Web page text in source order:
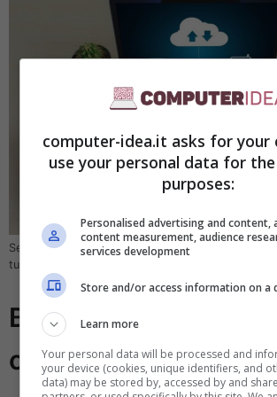
Servizi cloud, backup e software appositi ti
tue foto smarrite – computer-idea.it
Backup tramite
cloud
computer-idea.it asks for your
use your personal data for
purposes:
Personalised advertising and content,
content measurement, audience
services development
Store and/or access information on a
Learn more
Your personal data will be processed and
your device (cookies, unique identifiers, and
data) may be stored by, accessed by and